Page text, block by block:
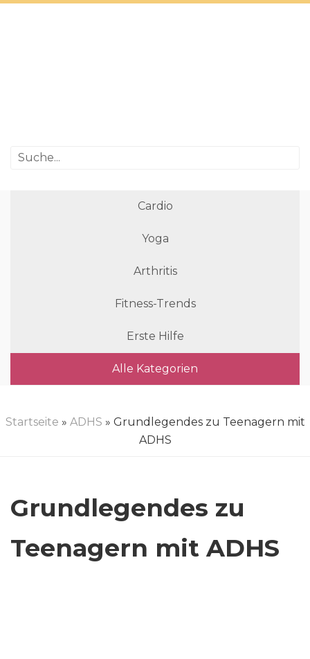
Cardio
Yoga
Arthritis
Fitness-Trends
Erste Hilfe
Alle Kategorien
Startseite » ADHS » Grundlegendes zu Teenagern mit
ADHS
Grundlegendes zu
Teenagern mit ADHS